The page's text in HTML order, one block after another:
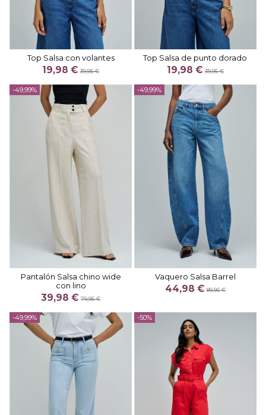
Top Salsa con volantes
19,98 €39,95 €
Top Salsa de punto dorado
19,98 € 39,95 €
-49,99%
Pantalón Salsa chino wide
con lino
39,98 €79,95 €
-49,99%
Vaquero Salsa Barrel
44,98 € 89,95 €
-49,99% -50%